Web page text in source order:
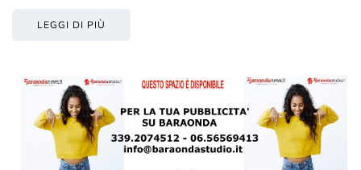
LEGGI DI PIÙ